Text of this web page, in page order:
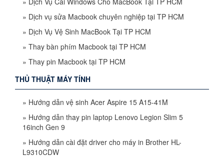
» Dịch vụ sửa Macbook chuyên nghiệp tại TP HCM
» Dịch Vụ Vệ Sinh MacBook Tại TP HCM
» Thay bàn phím Macbook tại TP HCM
» Thay pin Macbook tại TP HCM
THỦ THUẬT MÁY TÍNH
» Hướng dẫn vệ sinh Acer Aspire 15 A15-41M
» Hướng dẫn thay pin laptop Lenovo Legion Slim 5
16inch Gen 9
» Hướng dẫn cài đặt driver cho máy in Brother HL-
L9310CDW